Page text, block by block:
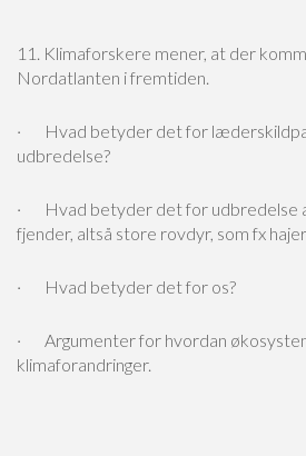
11. Klimaforskere mener, at der
Nordatlanten i fremtiden.
· Hvad betyder det for
udbredelse?
· Hvad betyder det for udbredelse
fjender, altså store rovdyr, som fx
· Hvad betyder det for os?
· Argumenter for hvordan
klimaforandringer.